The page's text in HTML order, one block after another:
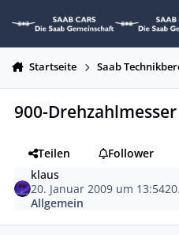
Startseite Saab
900-
Teilen
Follower
klaus
20. Januar 2009 um 13:54
Allgemein